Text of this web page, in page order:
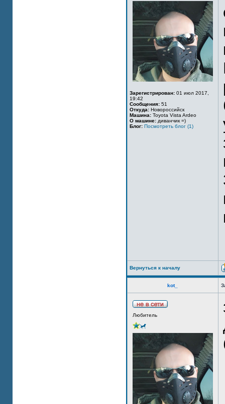
Зарегистрирован: 01 июл 2017,
19:42
Сообщения: 51
Откуда: Новороссийск
Машина: Toyota Vista Ardeo
О машине: диванчик =)
Блог: Посмотреть блог (1)
Вернуться к началу
kot_
Любитель